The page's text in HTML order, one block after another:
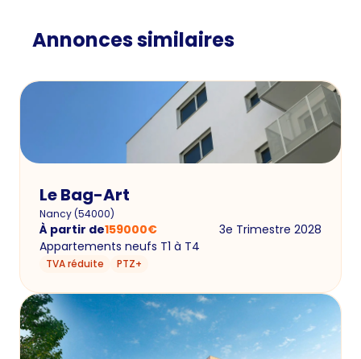
Annonces similaires
Le Bag-Art
Nancy(54000)
À partir de159000€
3e Trimestre 2028
Appartements neufs T1 à T4
TVA réduite PTZ+